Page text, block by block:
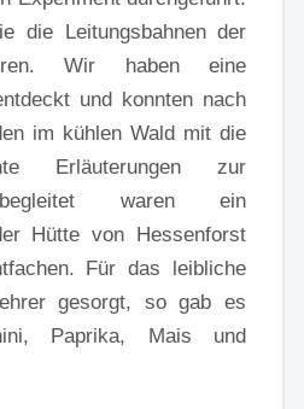
die Leitungsbahnen der
Wir haben eine
und konnten nach
im kühlen Wald mit die
Erläuterungen zur
begleitet waren ein
Hütte von Hessenforst
Für das leibliche
gesorgt, so gab es
Paprika, Mais und